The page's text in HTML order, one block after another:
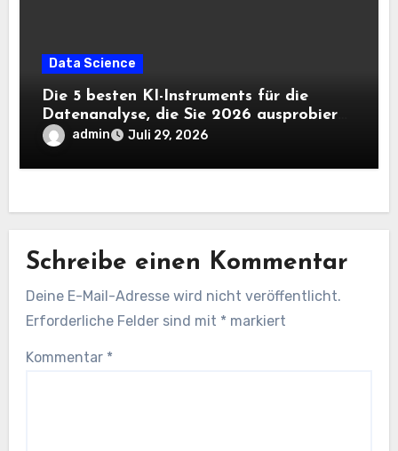
Data Science
Die 5 besten KI-Instruments für die
Datenanalyse, die Sie 2026 ausprobieren
solltenadmin Juli 29, 2026
Schreibe einen Kommentar
Deine E-Mail-Adresse wird nicht veröffentlicht.
Erforderliche Felder sind mit * markiert
Kommentar *